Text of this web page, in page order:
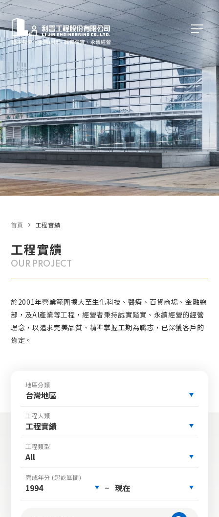
工程實績
OUR PROJECT
於2001年營業範圍擴大至生化科技、醫療、百貨商場、金融總
部，及AI產業等工程，經營者秉持誠實踏實、永續經營的經營
理念，以追求完美品質、精準掌握工期為職志，已深獲客戶的
肯定。
首頁 工程實績
地區分類
台灣地區
工程大類
工程實績
工程類型
All
完成年分 (起訖區間)
1994 ~ 現在